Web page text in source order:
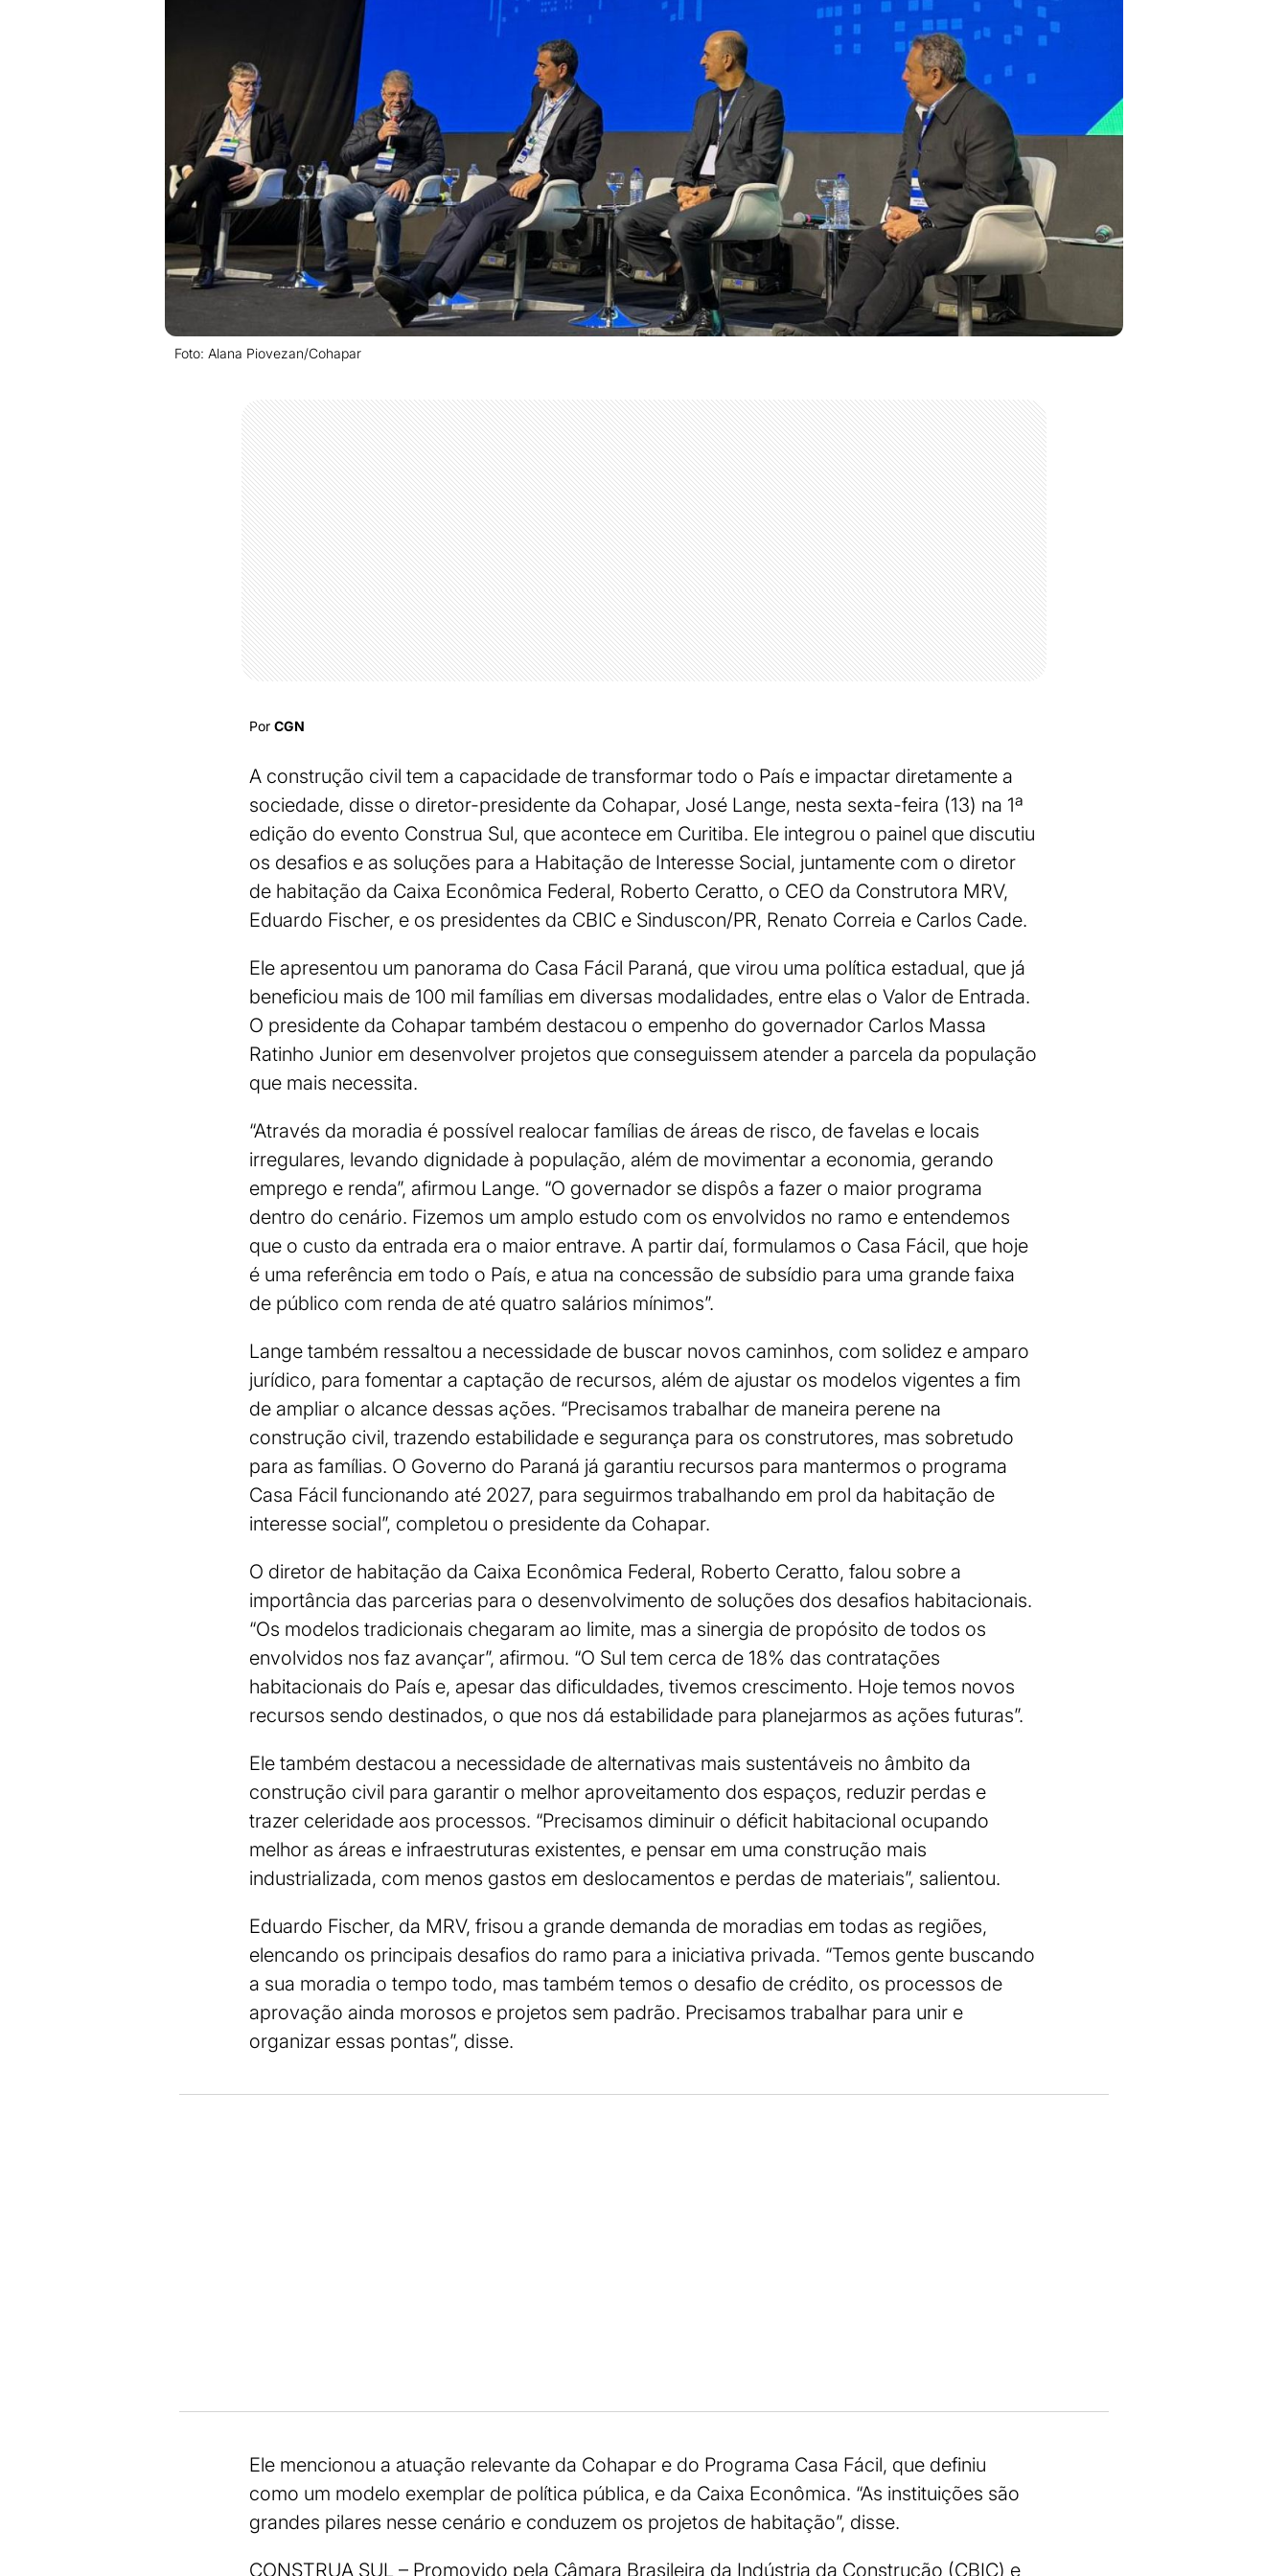
Foto: Alana Piovezan/Cohapar
Por CGN
A construção civil tem a capacidade de transformar todo o País e impactar diretamente a
sociedade, disse o diretor-presidente da Cohapar, José Lange, nesta sexta-feira (13) na 1ª
edição do evento Construa Sul, que acontece em Curitiba. Ele integrou o painel que discutiu
os desafios e as soluções para a Habitação de Interesse Social, juntamente com o diretor
de habitação da Caixa Econômica Federal, Roberto Ceratto, o CEO da Construtora MRV,
Eduardo Fischer, e os presidentes da CBIC e Sinduscon/PR, Renato Correia e Carlos Cade.
Ele apresentou um panorama do Casa Fácil Paraná, que virou uma política estadual, que já
beneficiou mais de 100 mil famílias em diversas modalidades, entre elas o Valor de Entrada.
O presidente da Cohapar também destacou o empenho do governador Carlos Massa
Ratinho Junior em desenvolver projetos que conseguissem atender a parcela da população
que mais necessita.
“Através da moradia é possível realocar famílias de áreas de risco, de favelas e locais
irregulares, levando dignidade à população, além de movimentar a economia, gerando
emprego e renda”, afirmou Lange. “O governador se dispôs a fazer o maior programa
dentro do cenário. Fizemos um amplo estudo com os envolvidos no ramo e entendemos
que o custo da entrada era o maior entrave. A partir daí, formulamos o Casa Fácil, que hoje
é uma referência em todo o País, e atua na concessão de subsídio para uma grande faixa
de público com renda de até quatro salários mínimos”.
Lange também ressaltou a necessidade de buscar novos caminhos, com solidez e amparo
jurídico, para fomentar a captação de recursos, além de ajustar os modelos vigentes a fim
de ampliar o alcance dessas ações. “Precisamos trabalhar de maneira perene na
construção civil, trazendo estabilidade e segurança para os construtores, mas sobretudo
para as famílias. O Governo do Paraná já garantiu recursos para mantermos o programa
Casa Fácil funcionando até 2027, para seguirmos trabalhando em prol da habitação de
interesse social”, completou o presidente da Cohapar.
O diretor de habitação da Caixa Econômica Federal, Roberto Ceratto, falou sobre a
importância das parcerias para o desenvolvimento de soluções dos desafios habitacionais.
“Os modelos tradicionais chegaram ao limite, mas a sinergia de propósito de todos os
envolvidos nos faz avançar”, afirmou. “O Sul tem cerca de 18% das contratações
habitacionais do País e, apesar das dificuldades, tivemos crescimento. Hoje temos novos
recursos sendo destinados, o que nos dá estabilidade para planejarmos as ações futuras”.
Ele também destacou a necessidade de alternativas mais sustentáveis no âmbito da
construção civil para garantir o melhor aproveitamento dos espaços, reduzir perdas e
trazer celeridade aos processos. “Precisamos diminuir o déficit habitacional ocupando
melhor as áreas e infraestruturas existentes, e pensar em uma construção mais
industrializada, com menos gastos em deslocamentos e perdas de materiais”, salientou.
Eduardo Fischer, da MRV, frisou a grande demanda de moradias em todas as regiões,
elencando os principais desafios do ramo para a iniciativa privada. “Temos gente buscando
a sua moradia o tempo todo, mas também temos o desafio de crédito, os processos de
aprovação ainda morosos e projetos sem padrão. Precisamos trabalhar para unir e
organizar essas pontas”, disse.
Ele mencionou a atuação relevante da Cohapar e do Programa Casa Fácil, que definiu
como um modelo exemplar de política pública, e da Caixa Econômica. “As instituições são
grandes pilares nesse cenário e conduzem os projetos de habitação”, disse.
CONSTRUA SUL – Promovido pela Câmara Brasileira da Indústria da Construção (CBIC) e